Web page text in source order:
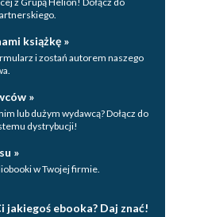
książkę »
i zostań autorem naszego
»
lub dużym wydawcą? Dołącz do
dystrybucji!
»
w Twojej firmie.
jakiegoś ebooka? Daj znać!